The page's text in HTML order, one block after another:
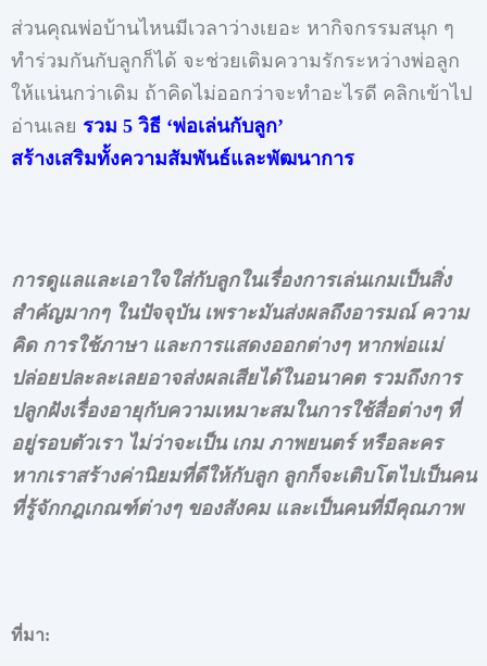
ส่วนคุณพ่อบ้านไหนมีเวลาว่างเยอะ หากิจกรรมสนุก ๆ
ทำร่วมกันกับลูกก็ได้ จะช่วยเติมความรักระหว่างพ่อลูก
ให้แน่นกว่าเดิม ถ้าคิดไม่ออกว่าจะทำอะไรดี คลิกเข้าไป
อ่านเลย รวม 5 วิธี ‘พ่อเล่นกับลูก’
สร้างเสริมทั้งความสัมพันธ์และพัฒนาการ
การดูแลและเอาใจใส่กับลูกในเรื่องการเล่นเกมเป็นสิ่ง
สำคัญมากๆ ในปัจจุบัน เพราะมันส่งผลถึงอารมณ์ ความ
คิด การใช้ภาษา และการแสดงออกต่างๆ หากพ่อแม่
ปล่อยปละละเลยอาจส่งผลเสียได้ในอนาคต รวมถึงการ
ปลูกฝังเรื่องอายุกับความเหมาะสมในการใช้สื่อต่างๆ ที่
อยู่รอบตัวเรา ไม่ว่าจะเป็น เกม ภาพยนตร์ หรือละคร
หากเราสร้างค่านิยมที่ดีให้กับลูก ลูกก็จะเติบโตไปเป็นคน
ที่รู้จักกฎเกณฑ์ต่างๆ ของสังคม และเป็นคนที่มีคุณภาพ
ที่มา: